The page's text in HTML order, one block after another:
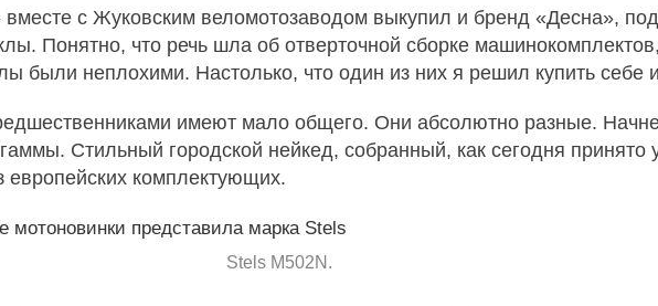
с Жуковским веломотозаводом выкупил и бренд «Десна»,
Понятно, что речь шла об отверточной сборке машинокомплектов,
были неплохими. Настолько, что один из них я решил купить себе
имеют мало общего. Они абсолютно разные.
Стильный городской нейкед, собранный, как сегодня принято
европейских комплектующих.
Stels M502N.